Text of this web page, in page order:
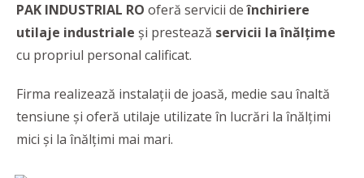
PAK INDUSTRIAL RO oferă servicii deînchiriere
utilaje industriale și prestează servicii la înălțime
cu propriul personal calificat.
Firma realizează instalații de joasă, medie sau înaltă
tensiune și oferă utilaje utilizate în lucrări la înălțimi
mici și la înălțimi mai mari.